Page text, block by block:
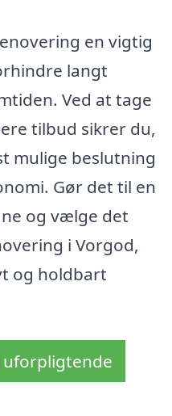
en vigtig
langt
Ved at tage
tilbud sikrer du,
mulige beslutning
Gør det til en
og vælge det
i Vorgod,
og holdbart
uforpligtende